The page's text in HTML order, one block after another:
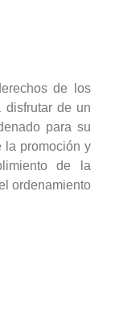
de los
disfrutar de un
para su
la promoción y
de la
ordenamiento